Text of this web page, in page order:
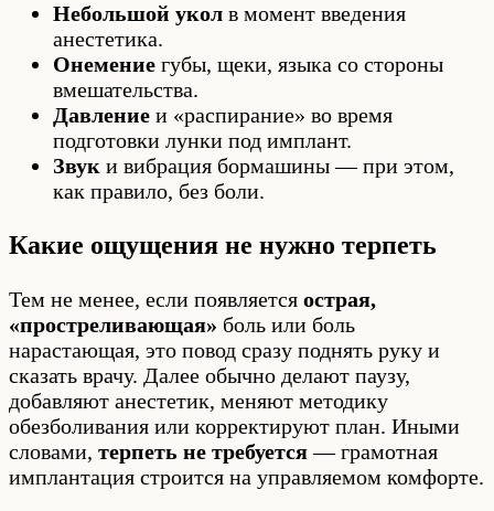
Небольшой укол в момент введения
анестетика.
Онемение губы, щеки, языка со стороны
вмешательства.
Давление и «распирание» во время
подготовки лунки под имплант.
Звук и вибрация бормашины — при этом,
как правило, без боли.
Какие ощущения не нужно терпеть
Тем не менее, если появляется острая,
«простреливающая» боль или боль
нарастающая, это повод сразу поднять руку и
сказать врачу. Далее обычно делают паузу,
добавляют анестетик, меняют методику
обезболивания или корректируют план. Иными
словами, терпеть не требуется— грамотная
имплантация строится на управляемом комфорте.